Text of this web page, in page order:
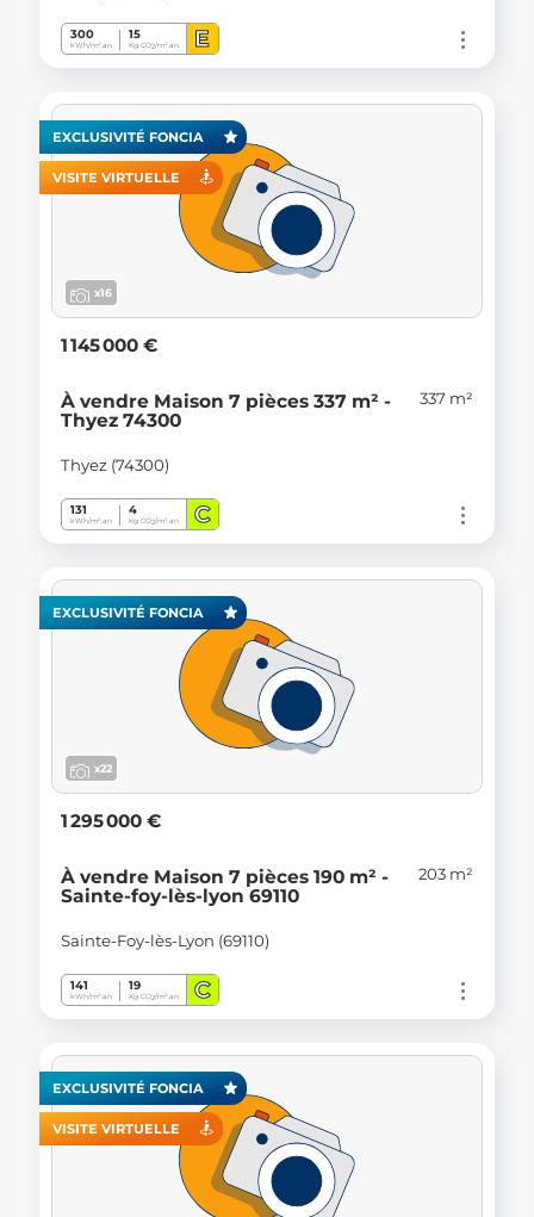
300
kWh/m².an
15
Kg CO2/m².an E
EXCLUSIVITÉ FONCIA
VISITE VIRTUELLE
x16
1 145 000 €
À vendre Maison 7 pièces 337 m² -
Thyez 74300
337 m²
Thyez (74300)
131
kWh/m².an
4
Kg CO2/m².an C
EXCLUSIVITÉ FONCIA
x22
1 295 000 €
À vendre Maison 7 pièces 190 m² -
Sainte-foy-lès-lyon 69110
203 m²
Sainte-Foy-lès-Lyon (69110)
141
kWh/m².an
19
Kg CO2/m².an C
EXCLUSIVITÉ FONCIA
VISITE VIRTUELLE